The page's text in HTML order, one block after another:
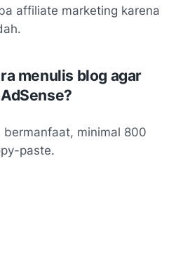
affiliate marketing karena
menulis blog agar
bermanfaat, minimal 800
paste.